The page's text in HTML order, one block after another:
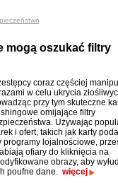
mogą oszukać filtry
coraz częściej
w celu ukrycia
przy tym skuteczne
omijające filtry
Używając
i ofert, takich jak karty
programy lojalnościowe,
ofiary do kliknięcia na
obrazy, aby
poufne dane. więcej